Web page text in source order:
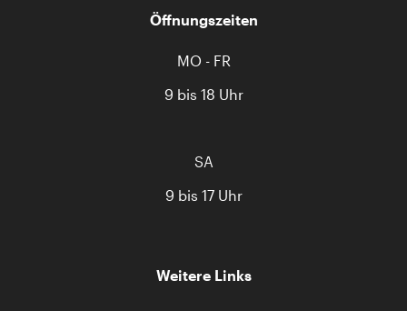
Öffnungszeiten
MO - FR
9 bis 18 Uhr
SA
9 bis 17 Uhr
Weitere Links